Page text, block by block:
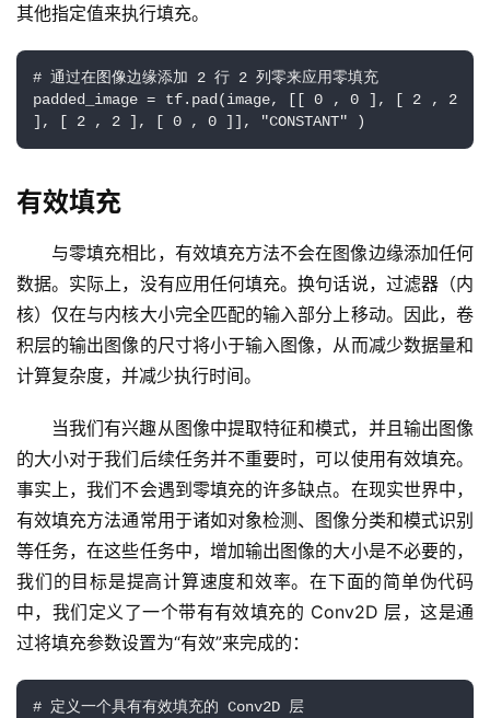
其他指定值来执行填充。
# 通过在图像边缘添加 2 行 2 列零来应用零填充
padded_image = tf.pad(image, [[ 0 , 0 ], [ 2 , 2
], [ 2 , 2 ], [ 0 , 0 ]], "CONSTANT" )
有效填充
与零填充相比，有效填充方法不会在图像边缘添加任何
数据。实际上，没有应用任何填充。换句话说，过滤器（内
核）仅在与内核大小完全匹配的输入部分上移动。因此，卷
积层的输出图像的尺寸将小于输入图像，从而减少数据量和
计算复杂度，并减少执行时间。
当我们有兴趣从图像中提取特征和模式，并且输出图像
的大小对于我们后续任务并不重要时，可以使用有效填充。
事实上，我们不会遇到零填充的许多缺点。在现实世界中，
有效填充方法通常用于诸如对象检测、图像分类和模式识别
等任务，在这些任务中，增加输出图像的大小是不必要的，
我们的目标是提高计算速度和效率。在下面的简单伪代码
中，我们定义了一个带有有效填充的 Conv2D 层，这是通
过将填充参数设置为“有效”来完成的：
# 定义一个具有有效填充的 Conv2D 层